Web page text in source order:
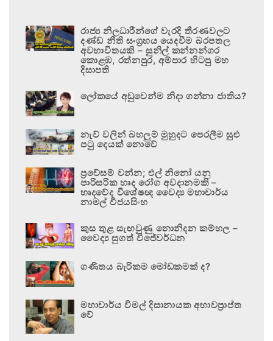
රාජ්‍ය නිලධාරීන්ගේ වැරදි තීරණවලට
දණ්ඩ නීති සංග්‍රහය යෙදවීම බරපතල
අවභාවිතයකි – සුනිල් කන්නන්ගර
කොළඹ, රත්නපුර, අම්පාර හිටපු මහ
දිසාපති
ලෝකයේ අඩුවෙන්ම නිදා ගන්නා ජාතිය?
නැව් වලින් බහලුම් මුහුදට පෙරලීම සුළු
පටු දෙයක් නොවේ
ප්‍රවේසම් වන්න; එල් නිනෝ යනු
පාරිසරික හෘද රෝග අවදානමකි –
හෘදවේද විශේෂඥ වෛද්‍ය මහාචාර්ය
නාමල් විජයසිංහ
කුස තුළ සැඟවුණු නොනිදන කම්හල –
වෛද්‍ය සුගත් විජේවර්ධන
ගණිතය බැරිකම මෝඩකමක් ද?
මහාචාර්ය විමල් දිසානායක අභාවප්‍රාප්ත
වේ